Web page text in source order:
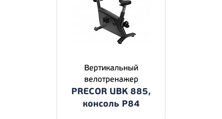
Вертикальный
велотренажер
PRECOR UBK 885,
консоль P84